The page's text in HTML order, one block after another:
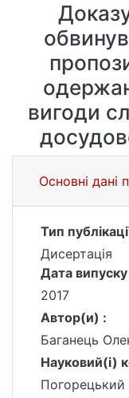
вигоди
Основні дані
Тип
Дисертація
Дата випуску
2017
Автор(и) :
Баганець
Науковий(і)
Погорецький